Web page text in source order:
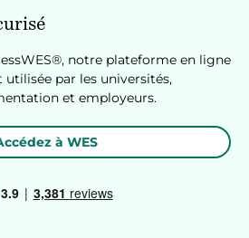
notre plateforme en ligne
utilisée par les universités,
et employeurs.
à WES